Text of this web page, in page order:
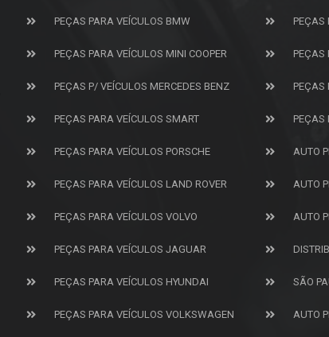
PEÇAS PARA VEÍCULOS BMW
PEÇAS PARA VEÍCULOS MINI COOPER
PEÇAS P/ VEÍCULOS MERCEDES BENZ
PEÇAS PARA VEÍCULOS SMART
PEÇAS PARA VEÍCULOS PORSCHE
PEÇAS PARA VEÍCULOS LAND ROVER
PEÇAS PARA VEÍCULOS VOLVO
PEÇAS PARA VEÍCULOS JAGUAR
PEÇAS PARA VEÍCULOS HYUNDAI
PEÇAS PARA VEÍCULOS VOLKSWAGEN
PEÇAS
PEÇAS
PEÇAS
PEÇAS
AUTO
AUTO
AUTO
SÃO
AUTO